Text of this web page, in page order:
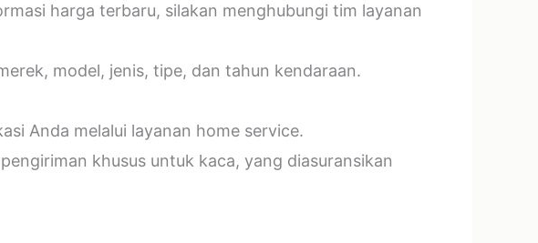
harga terbaru, silakan menghubungi tim layanan
model, jenis, tipe, dan tahun kendaraan.
Anda melalui layanan home service.
khusus untuk kaca, yang diasuransikan